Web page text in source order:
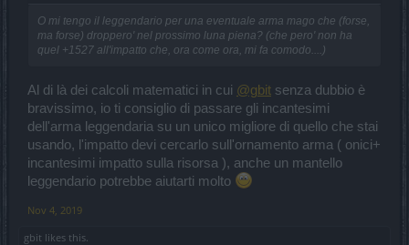
O mi tengo il leggendario per una eventuale arma mago che (forse,
ma forse) droppero' nel prossimo luna piena? (che pero' non ha
quel +1527 all'impatto che, ora come ora, mi fa comodo....)
Al di là dei calcoli matematici in cui @gbit senza dubbio è
bravissimo, io ti consiglio di passare gli incantesimi
dell'arma leggendaria su un unico migliore di quello che stai
usando, l'impatto devi cercarlo sull'ornamento arma ( onici+
incantesimi impatto sulla risorsa ), anche un mantello
leggendario potrebbe aiutarti molto
Nov 4, 2019
gbit likes this.